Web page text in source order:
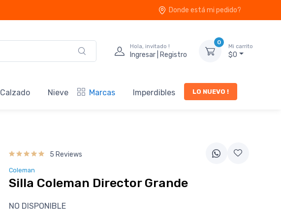
Donde está mi pedido?
Hola, invitado !
Ingresar | Registro
0
Mi carrito
$0
Calzado Nieve Marcas Imperdibles LO NUEVO !
5 Reviews
Coleman
Silla Coleman Director Grande
NO DISPONIBLE